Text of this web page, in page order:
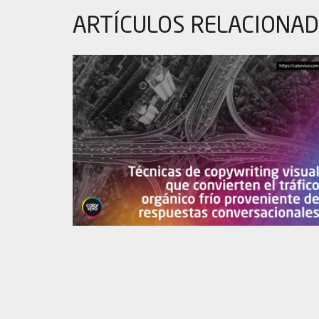
ARTÍCULOS